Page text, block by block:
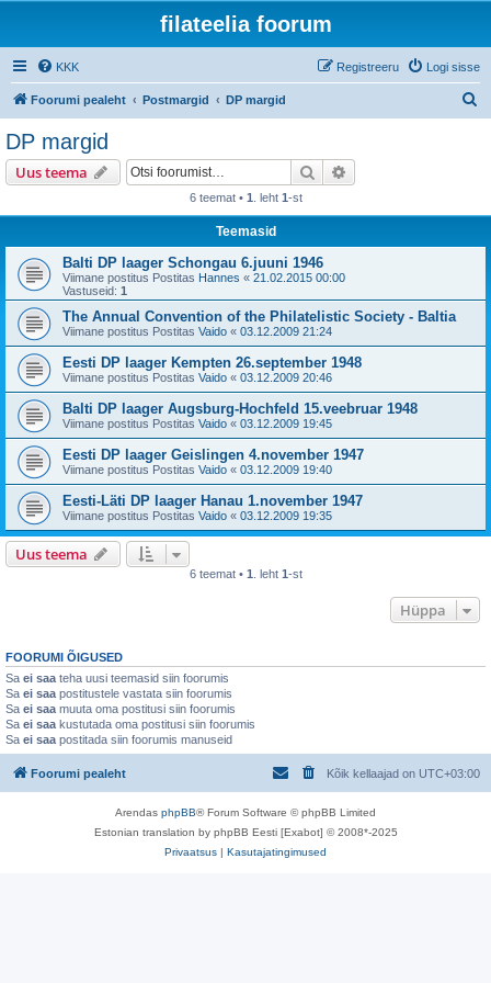
filateelia foorum
KKK Logi sisse
Registreeru
Foorumi pealeht Postmargid DP margid
DP margid
Uus teema Otsi
6 teemat • 1 . leht 1-st
Teemasid
Balti DP laager Schongau 6.juuni 1946
Viimane postitus Postitas Hannes « 21.02.2015 00:00
Vastuseid: 1
The Annual Convention of the Philatelistic Society - Baltia
Viimane postitus Postitas Vaido « 03.12.2009 21:24
Eesti DP laager Kempten 26.september 1948
Viimane postitus Postitas Vaido « 03.12.2009 20:46
Balti DP laager Augsburg-Hochfeld 15.veebruar 1948
Viimane postitus Postitas Vaido « 03.12.2009 19:45
Eesti DP laager Geislingen 4.november 1947
Viimane postitus Postitas Vaido « 03.12.2009 19:40
Eesti-Läti DP laager Hanau 1.november 1947
Viimane postitus Postitas Vaido « 03.12.2009 19:35
Uus teema
6 teemat • 1 . leht 1-st
Hüppa
FOORUMI ÕIGUSED
Sa ei saa teha uusi teemasid siin foorumis
Sa ei saa postitustele vastata siin foorumis
Sa ei saa muuta oma postitusi siin foorumis
Sa ei saa kustutada oma postitusi siin foorumis
Sa ei saa postitada siin foorumis manuseid
Foorumi pealeht Kõik kellaajad on UTC+03:00
Arendas phpBB® Forum Software © phpBB Limited
Estonian translation by phpBB Eesti [Exabot] © 2008*-2025
Privaatsus | Kasutajatingimused